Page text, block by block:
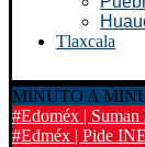
Tlaxcala
MINUTO A
#Edoméx | Suman
#Edméx | Pide